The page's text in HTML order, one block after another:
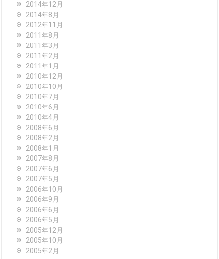
2014年12月
2014年8月
2012年11月
2011年8月
2011年3月
2011年2月
2011年1月
2010年12月
2010年10月
2010年7月
2010年6月
2010年4月
2008年6月
2008年2月
2008年1月
2007年8月
2007年6月
2007年5月
2006年10月
2006年9月
2006年6月
2006年5月
2005年12月
2005年10月
2005年2月